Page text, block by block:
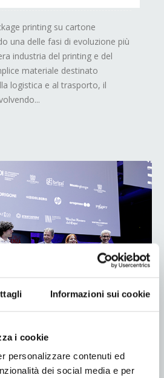
Informazioni sui cookie
i cookie
personalizzare contenuti ed
dei social media e per
printing su cartone
una delle fasi di evoluzione più
industria del printing e del
materiale destinato
logistica e al trasporto, il
più di un semplice